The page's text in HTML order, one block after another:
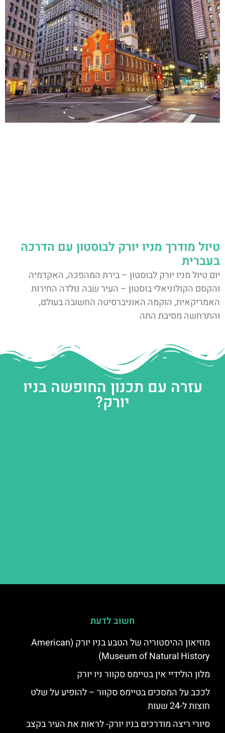
טיול מודרך מניו יורק לבוסטון עם הדרכה
בעברית
יום טיול מניו יורק לבוסטון – בירת המהפכה, האקדמיה
והקסם הקולוניאלי בוסטון – העיר שבה נולדה החירות
האמריקאית, הוקמה האוניברסיטה החשובה בעולם,
והתרחשה מסיבת התה
עזרה עם תכנון החופשה בניו
יורק?
חשוב לדעת
מוזיאון ההיסטוריה של הטבע בניו יורק (American
Museum of Natural History)
מלון הולידיי אין בטיימס סקוור ניו יורק
לככב על המסכים בטיימס סקוור – להופיע על שלט
חוצות ל-24 שעות
סיורי ריצה מודרכים בניו יורק- לראות את העיר בקצב